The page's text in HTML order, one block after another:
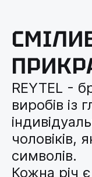
REYTEL -
виробів із
чоловіків,
символів.
Кожна річ